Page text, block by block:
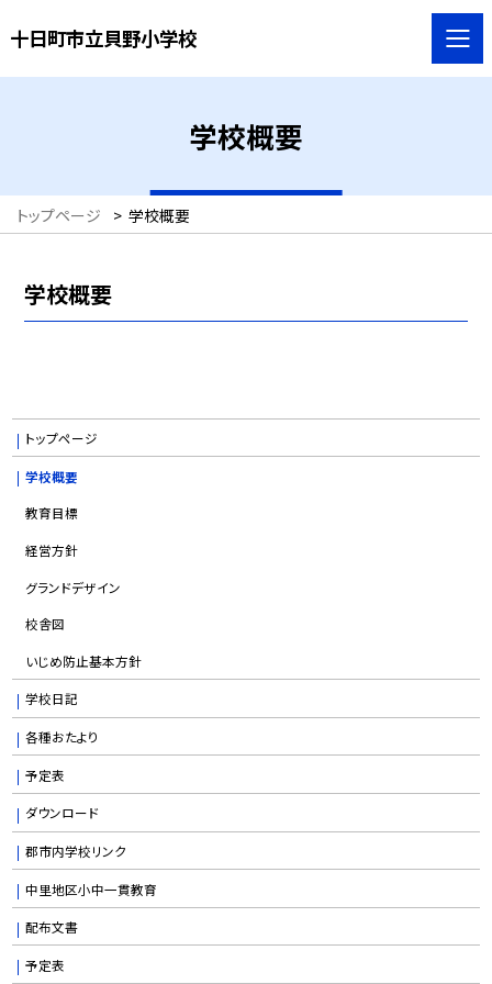
十日町市立貝野小学校
学校概要
トップページ > 学校概要
学校概要
トップページ
学校概要
教育目標
経営方針
グランドデザイン
校舎図
いじめ防止基本方針
学校日記
各種おたより
予定表
ダウンロード
郡市内学校リンク
中里地区小中一貫教育
配布文書
予定表